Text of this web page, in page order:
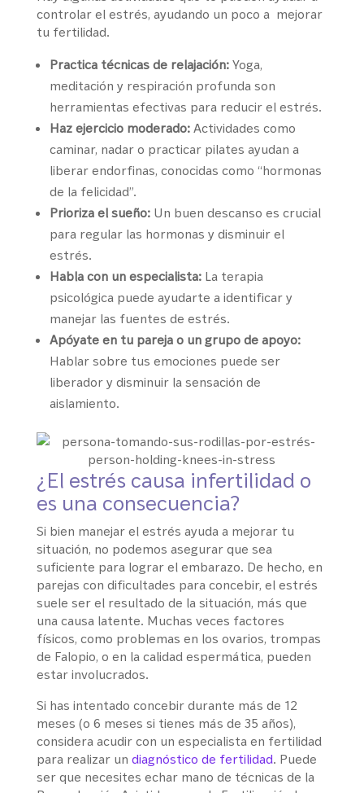
controlar el estrés, ayudando un poco a mejorar
tu fertilidad.
Practica técnicas de relajación:Yoga,
meditación y respiración profunda son
herramientas efectivas para reducir el estrés.
Haz ejercicio moderado:Actividades como
caminar, nadar o practicar pilates ayudan a
liberar endorfinas, conocidas como “hormonas
de la felicidad”.
Prioriza el sueño:Un buen descanso es crucial
para regular las hormonas y disminuir el
estrés.
Habla con un especialista: La terapia
psicológica puede ayudarte a identificar y
manejar las fuentes de estrés.
Apóyate en tu pareja o un grupo de apoyo:
Hablar sobre tus emociones puede ser
liberador y disminuir la sensación de
aislamiento.
¿El estrés causa infertilidad o
es una consecuencia?
Si bien manejar el estrés ayuda a mejorar tu
situación, no podemos asegurar que sea
suficiente para lograr el embarazo. De hecho, en
parejas con dificultades para concebir, el estrés
suele ser el resultado de la situación, más que
una causa latente. Muchas veces factores
físicos, como problemas en los ovarios, trompas
de Falopio, o en la calidad espermática, pueden
estar involucrados.
Si has intentado concebir durante más de 12
meses (o 6 meses si tienes más de 35 años),
considera acudir con un especialista en fertilidad
para realizar un diagnóstico de fertilidad. Puede
ser que necesites echar mano de técnicas de la